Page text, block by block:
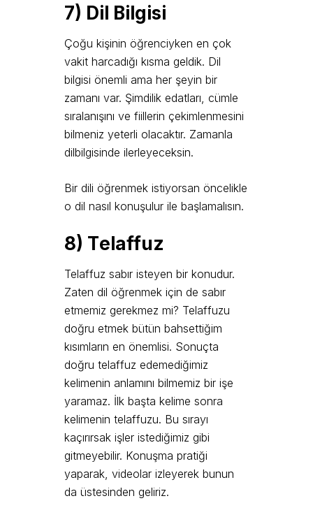
7) Dil Bilgisi
Çoğu kişinin öğrenciyken en çok
vakit harcadığı kısma geldik. Dil
bilgisi önemli ama her şeyin bir
zamanı var. Şimdilik edatları, cümle
sıralanışını ve fiillerin çekimlenmesini
bilmeniz yeterli olacaktır. Zamanla
dilbilgisinde ilerleyeceksin.
Bir dili öğrenmek istiyorsan öncelikle
o dil nasıl konuşulur ile başlamalısın.
8) Telaffuz
Telaffuz sabır isteyen bir konudur.
Zaten dil öğrenmek için de sabır
etmemiz gerekmez mi? Telaffuzu
doğru etmek bütün bahsettiğim
kısımların en önemlisi. Sonuçta
doğru telaffuz edemediğimiz
kelimenin anlamını bilmemiz bir işe
yaramaz. İlk başta kelime sonra
kelimenin telaffuzu. Bu sırayı
kaçırırsak işler istediğimiz gibi
gitmeyebilir. Konuşma pratiği
yaparak, videolar izleyerek bunun
da üstesinden geliriz.